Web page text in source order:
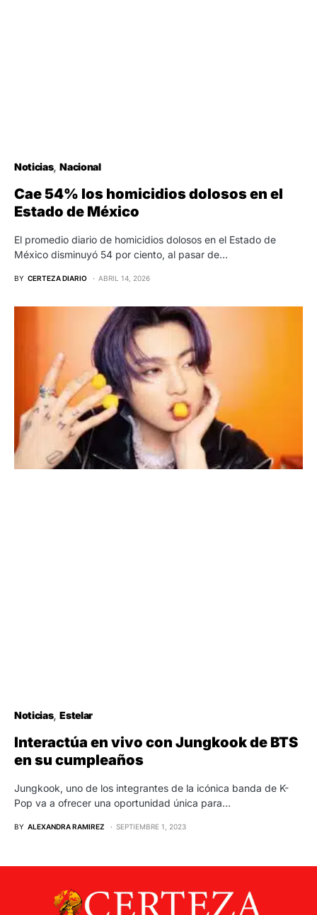
Noticias Nacional
Cae 54% los homicidios dolosos en el
Estado de México
El promedio diario de homicidios dolosos en el Estado de
México disminuyó 54 por ciento, al pasar de…
BY CERTEZA DIARIO ABRIL 14, 2026
Noticias Estelar
Interactúa en vivo con Jungkook de BTS
en su cumpleaños
Jungkook, uno de los integrantes de la icónica banda de K-
Pop va a ofrecer una oportunidad única para…
BY ALEXANDRA RAMIREZ SEPTIEMBRE 1, 2023